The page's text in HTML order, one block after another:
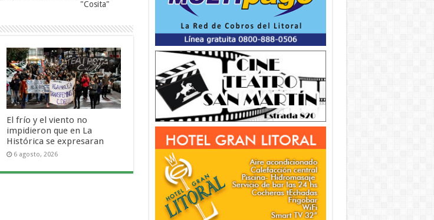
"Cosita"
El frío y el viento no
impidieron que en La
Histórica se expresaran
6 agosto, 2026